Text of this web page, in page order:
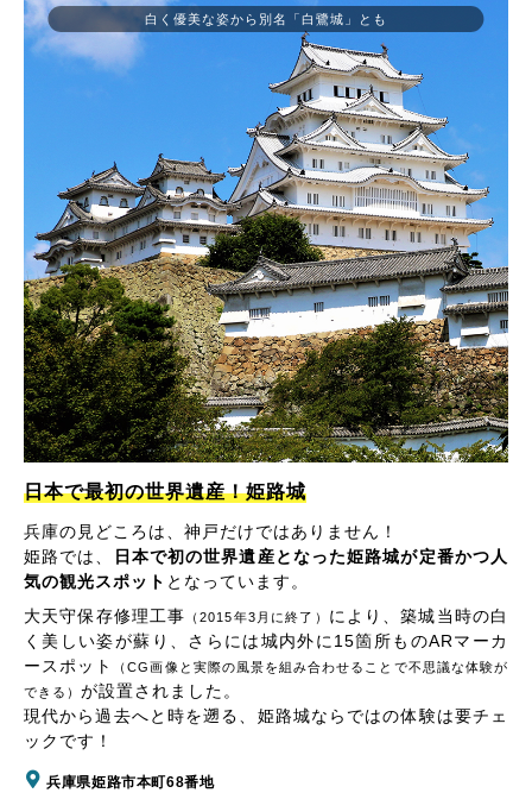
白く優美な姿から別名「白鷺城」とも
日本で最初の世界遺産！姫路城
兵庫の見どころは、神戸だけではありません！
姫路では、
日本で初の世界遺産となった姫路城が定番かつ人
気の観光スポット となっています。
大天守保存修理工事
（2015年3月に終了）
により、築城当時の白
く美しい姿が蘇り、さらには城内外に15箇所ものARマーカ
ースポット
（CG画像と実際の風景を組み合わせることで不思議な体験が
できる） が設置されました。
現代から過去へと時を遡る、姫路城ならではの体験は要チェ
ックです！
兵庫県姫路市本町68番地